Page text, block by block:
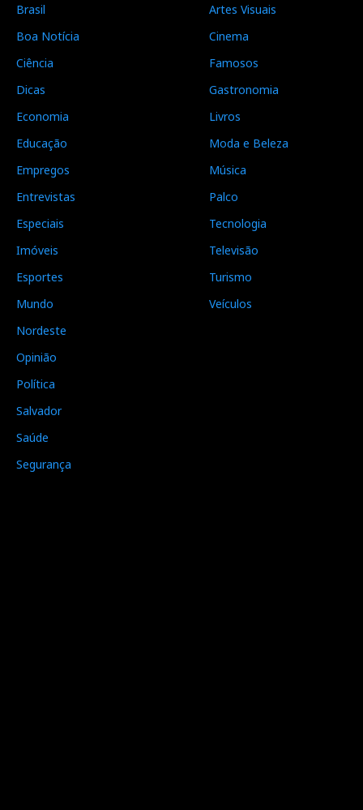
Brasil
Boa Notícia
Ciência
Dicas
Economia
Educação
Empregos
Entrevistas
Especiais
Imóveis
Esportes
Mundo
Nordeste
Opinião
Política
Salvador
Saúde
Segurança
Artes Visuais
Cinema
Famosos
Gastronomia
Livros
Moda e Beleza
Música
Palco
Tecnologia
Televisão
Turismo
Veículos